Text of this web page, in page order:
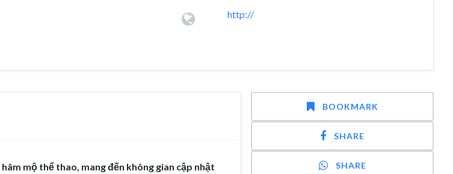
http://
mộ thể thao, mang đến không gian cập nhật
BOOKMARK
SHARE
SHARE